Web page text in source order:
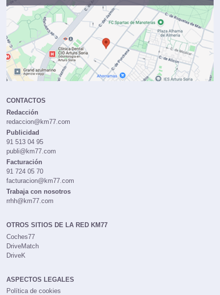
CONTACTOS
Redacción
redaccion@km77.com
Publicidad
91 513 04 95
publi@km77.com
Facturación
91 724 05 70
facturacion@km77.com
Trabaja con nosotros
rrhh@km77.com
OTROS SITIOS DE LA RED KM77
Coches77
DriveMatch
DriveK
ASPECTOS LEGALES
Política de cookies